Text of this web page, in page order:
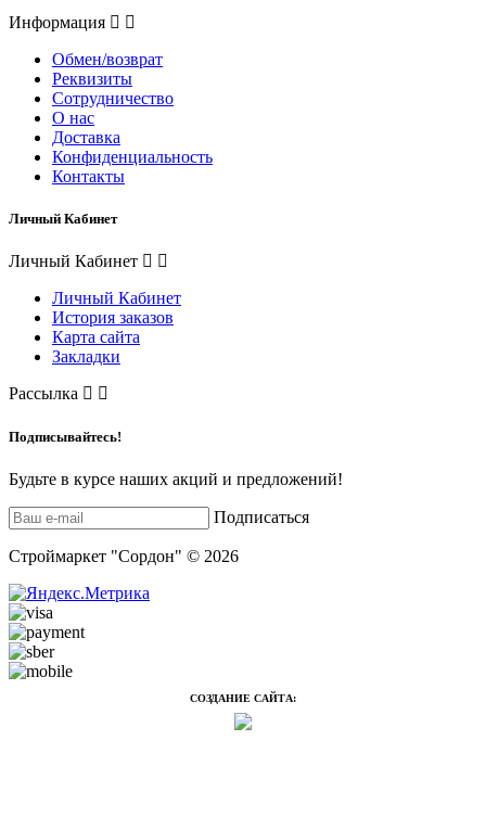
Информация
Обмен/возврат
Реквизиты
Сотрудничество
О нас
Доставка
Конфиденциальность
Контакты
Личный Кабинет
Личный Кабинет
Личный Кабинет
История заказов
Карта сайта
Закладки
Рассылка
Подписывайтесь!
Будьте в курсе наших акций и предложений!
Подписаться
Строймаркет "Сордон" © 2026
СОЗДАНИЕ САЙТА: